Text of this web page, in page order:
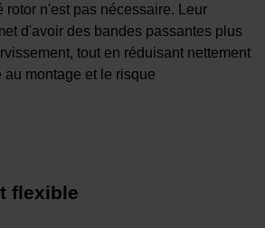
rotor n'est pas nécessaire. Leur
d'avoir des bandes passantes plus
tout en réduisant nettement
au montage et le risque
flexible